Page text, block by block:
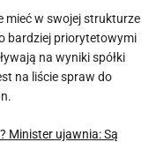
mieć w swojej strukturze
bardziej priorytetowymi
na wyniki spółki
na liście spraw do
Minister ujawnia: Są